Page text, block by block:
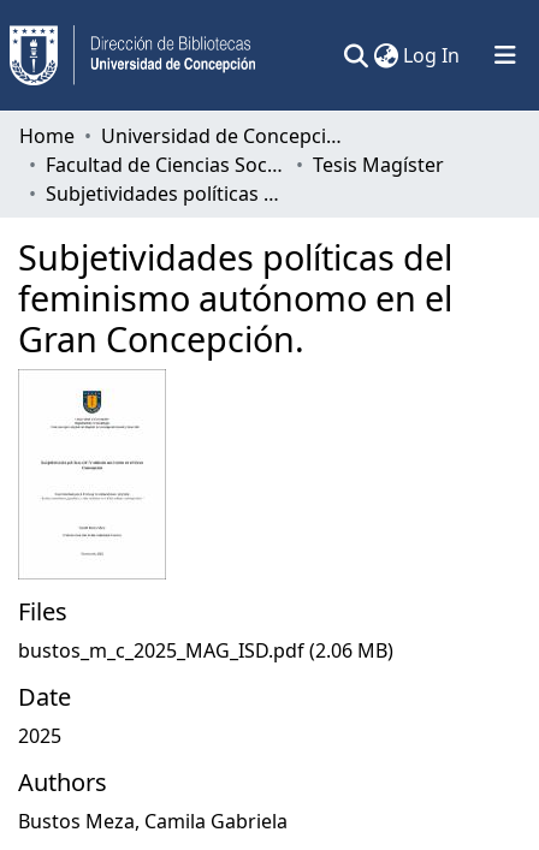
Log In (current)
Communities & Collections
All of DSpace
Home
Universidad de Concepción
Facultad de Ciencias Sociales
Tesis Magíster
Subjetividades políticas del feminismo autónomo en el Gran Concepción.
Subjetividades políticas del
feminismo autónomo en el
Gran Concepción.
Files
bustos_m_c_2025_MAG_ISD.pdf(2.06 MB)
Date
2025
Authors
Bustos Meza, Camila Gabriela